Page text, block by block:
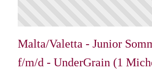
Malta/Valetta - Junior
f/m/d - UnderGrain (1